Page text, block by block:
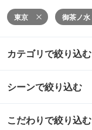
東京 御茶ノ水
カテゴリで絞り込む
シーンで絞り込む
こだわりで絞り込む